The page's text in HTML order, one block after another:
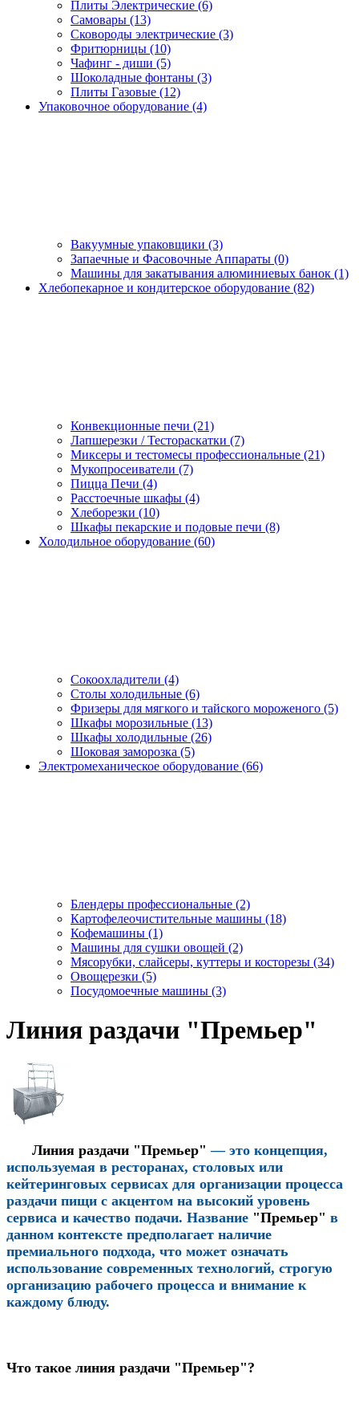
Плиты Электрические (6)
Самовары (13)
Сковороды электрические (3)
Фритюрницы (10)
Чафинг - диши (5)
Шоколадные фонтаны (3)
Плиты Газовые (12)
Упаковочное оборудование (4)
Вакуумные упаковщики (3)
Запаечные и Фасовочные Аппараты (0)
Машины для закатывания алюминиевых банок (1)
Хлебопекарное и кондитерское оборудование (82)
Конвекционные печи (21)
Лапшерезки / Тестораскатки (7)
Миксеры и тестомесы профессиональные (21)
Мукопросеиватели (7)
Пицца Печи (4)
Расстоечные шкафы (4)
Хлеборезки (10)
Шкафы пекарские и подовые печи (8)
Холодильное оборудование (60)
Сокоохладители (4)
Столы холодильные (6)
Фризеры для мягкого и тайского мороженого (5)
Шкафы морозильные (13)
Шкафы холодильные (26)
Шоковая заморозка (5)
Электромеханическое оборудование (66)
Блендеры профессиональные (2)
Картофелеочистительные машины (18)
Кофемашины (1)
Машины для сушки овощей (2)
Мясорубки, слайсеры, куттеры и косторезы (34)
Овощерезки (5)
Посудомоечные машины (3)
Линия раздачи "Премьер"
Линия раздачи "Премьер" — это концепция,
используемая в ресторанах, столовых или
кейтеринговых сервисах для организации процесса
раздачи пищи с акцентом на высокий уровень
сервиса и качество подачи. Название "Премьер" в
данном контексте предполагает наличие
премиального подхода, что может означать
использование современных технологий, строгую
организацию рабочего процесса и внимание к
каждому блюду.
Что такое линия раздачи "Премьер"?